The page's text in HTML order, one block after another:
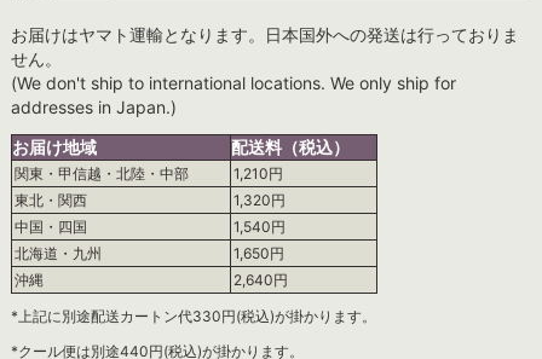
お届けはヤマト運輸となります。日本国外への発送は行っておりま
せん。
(We don't ship to international locations. We only ship for
addresses in Japan.)
お届け地域
配送料（税込）
関東・甲信越・北陸・中部
1,210円
東北・関西
1,320円
中国・四国
1,540円
北海道・九州
1,650円
沖縄
2,640円
*上記に別途配送カートン代330円(税込)が掛かります。
*クール便は別途440円(税込)が掛かります。